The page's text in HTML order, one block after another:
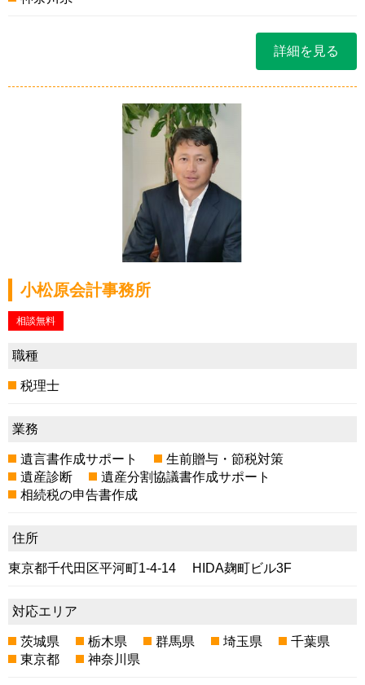
詳細を見る
小松原会計事務所
相談無料
職種
税理士
業務
遺言書作成サポート
生前贈与・節税対策
遺産診断
遺産分割協議書作成サポート
相続税の申告書作成
住所
東京都千代田区平河町1-4-14 HIDA麹町ビル3F
対応エリア
茨城県 栃木県 群馬県 埼玉県
千葉県
東京都
神奈川県